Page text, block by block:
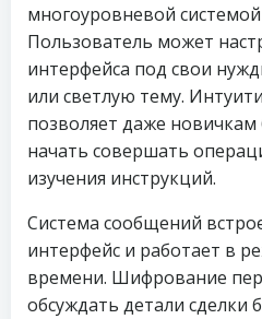
многоуровневой
Пользователь может
интерфейса под свои
или светлую тему.
позволяет даже новичкам
начать совершать
изучения инструкций.
Система сообщений
интерфейс и работает в
времени. Шифрование
обсуждать детали сделки